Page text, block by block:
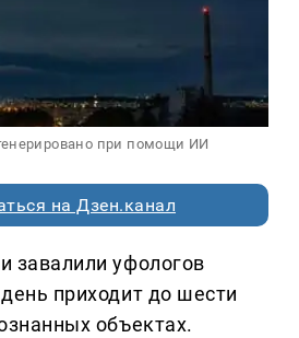
при помощи ИИ
на Дзен.канал
завалили уфологов
приходит до шести
объектах.